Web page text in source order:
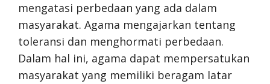
mengatasi perbedaan yang ada dalam
masyarakat. Agama mengajarkan tentang
toleransi dan menghormati perbedaan.
Dalam hal ini, agama dapat mempersatukan
masyarakat yang memiliki beragam latar